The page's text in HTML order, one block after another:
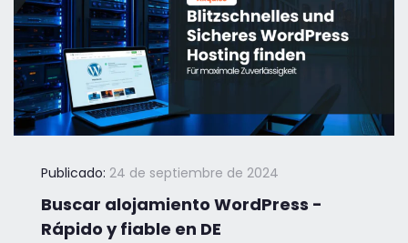
Publicado: 24 de septiembre de 2024
Buscar alojamiento WordPress -
Rápido y fiable en DE